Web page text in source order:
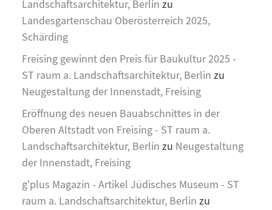
Landschaftsarchitektur, Berlin zu
Landesgartenschau Oberösterreich 2025,
Schärding
Freising gewinnt den Preis für Baukultur 2025 -
ST raum a. Landschaftsarchitektur, Berlin zu
Neugestaltung der Innenstadt, Freising
Eröffnung des neuen Bauabschnittes in der
Oberen Altstadt von Freising - ST raum a.
Landschaftsarchitektur, Berlin zu Neugestaltung
der Innenstadt, Freising
g'plus Magazin - Artikel Jüdisches Museum - ST
raum a. Landschaftsarchitektur, Berlin zu